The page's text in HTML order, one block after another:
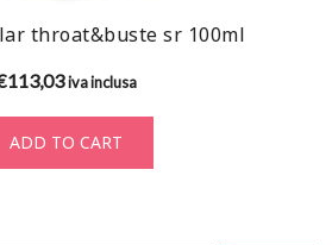
throat&buste sr 100ml
113,03 iva inclusa
ADD TO CART